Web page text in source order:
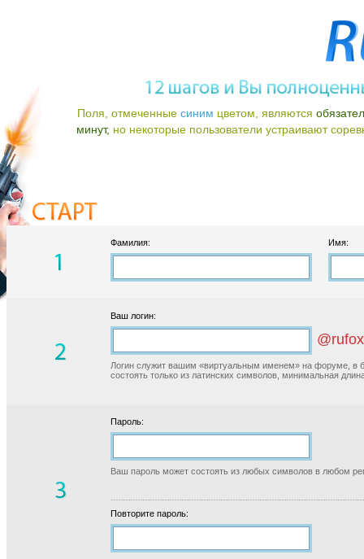
Поля, отмеченные синим цветом, являются
минут, но некоторые пользователи устраивают
Фамилия: Имя:
Ваш логин:
Логин служит вашим «виртуальным именем» на форуме, в
состоять только из латинских символов, минимальная
Пароль:
Ваш пароль может состоять из любых символов в любом
Повторите пароль: